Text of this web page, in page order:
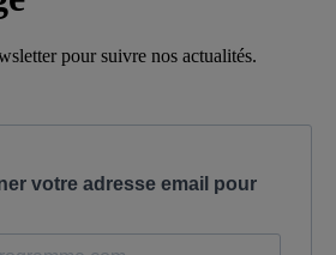
pour suivre nos actualités.
votre adresse email pour